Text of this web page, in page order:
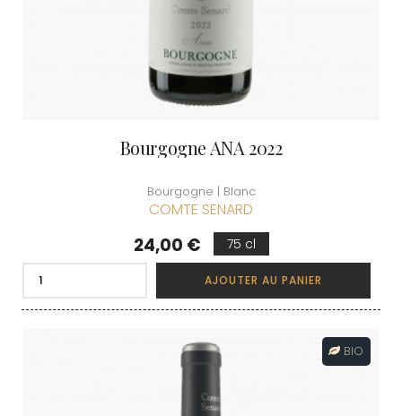
Bourgogne ANA 2022
Bourgogne | Blanc
COMTE SENARD
Prix
24,00 € 75 cl
AJOUTER AU PANIER
BIO